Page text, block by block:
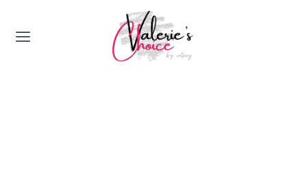
Valerie's Topics